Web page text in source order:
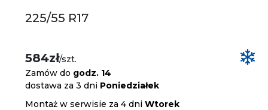
225/55 R17
584zł/szt.
Zamów do godz. 14
dostawa za 3 dni Poniedziałek
Montaż w serwisie za 4 dniWtorek